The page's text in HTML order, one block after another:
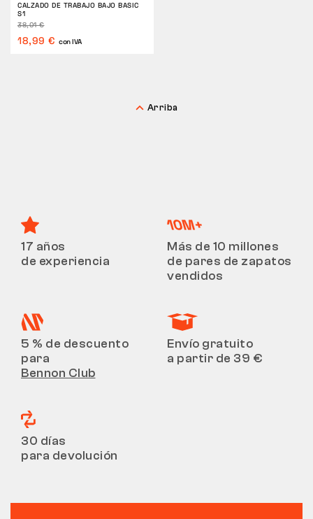
CALZADO DE TRABAJO BAJO BASIC
S1
38,01 €
18,99 € con IVA
Arriba
17 años
de experiencia
Más de 10 millones
de pares de zapatos
vendidos
5 % de descuento
para
Bennon Club
Envío gratuito
a partir de 39 €
30 días
para devolución